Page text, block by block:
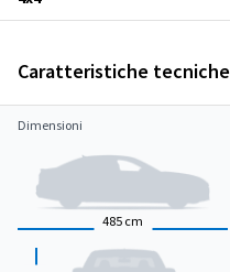
Caratteristiche tecniche
Dimensioni
485 cm